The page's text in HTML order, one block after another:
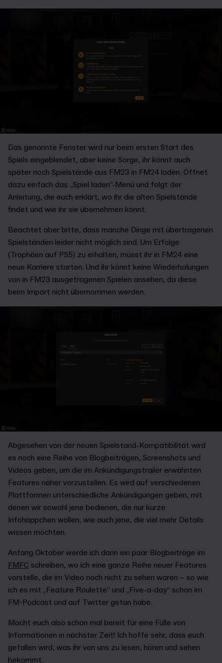
Das genannte Fenster wird nur beim ersten Start des
Spiels eingeblendet, aber keine Sorge, ihr könnt auch
später noch Spielstände aus FM23 in FM24 laden. Öffnet
dazu einfach das „Spiel laden“-Menü und folgt der
Anleitung, die euch erklärt, wo ihr die alten Spielstände
findet und wie ihr sie übernehmen könnt.
Beachtet aber bitte, dass manche Dinge mit übertragenen
Spielständen leider nicht möglich sind. Um Erfolge
(Trophäen auf PS5) zu erhalten, müsst ihr in FM24 eine
neue Karriere starten. Und ihr könnt keine Wiederholungen
von in FM23 ausgetragenen Spielen ansehen, da diese
beim Import nicht übernommen werden.
Abgesehen von der neuen Spielstand-Kompatibilität wird
es noch eine Reihe von Blogbeiträgen, Screenshots und
Videos geben, um die im Ankündigungstrailer erwähnten
Features näher vorzustellen. Es wird auf verschiedenen
Plattformen unterschiedliche Ankündigungen geben, mit
denen wir sowohl jene bedienen, die nur kurze
Infohäppchen wollen, wie auch jene, die viel mehr Details
wissen möchten.
Anfang Oktober werde ich dann ein paar Blogbeiträge im
FMFC schreiben, wo ich eine ganze Reihe neuer Features
vorstelle, die im Video noch nicht zu sehen waren – so wie
ich es mit „Feature Roulette“ und „Five-a-day“ schon im
FM-Podcast und auf Twitter getan habe.
Macht euch also schon mal bereit für eine Fülle von
Informationen in nächster Zeit! Ich hoffe sehr, dass euch
gefallen wird, was ihr von uns zu lesen, hören und sehen
bekommt.